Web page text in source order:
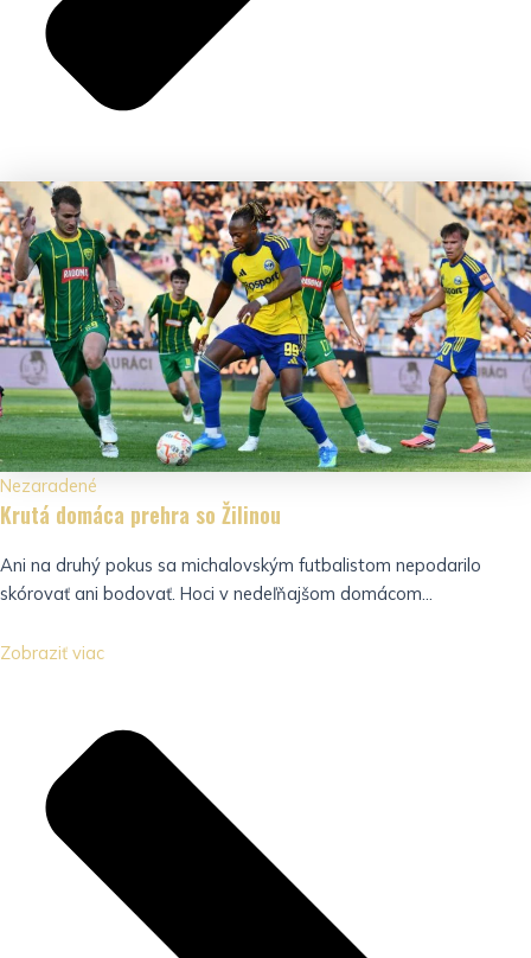
Nezaradené
Krutá domáca prehra so Žilinou
Ani na druhý pokus sa michalovským futbalistom nepodarilo
skórovať ani bodovať. Hoci v nedeľňajšom domácom...
Zobraziť viac